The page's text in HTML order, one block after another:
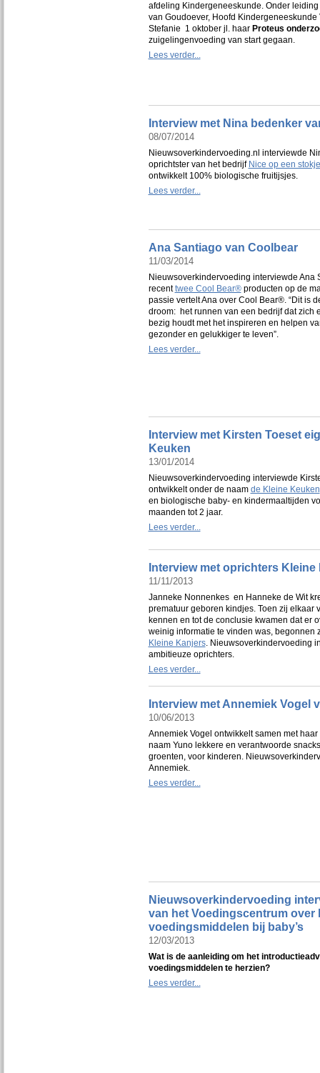
afdeling Kindergeneeskunde. Onder leiding
van Goudoever, Hoofd Kindergeneeskunde
Stefanie 1 oktober jl. haar Proteus
zuigelingenvoeding van start gegaan.
Lees verder...
Interview met Nina bedenker
08/07/2014
Nieuwsoverkindervoeding.nl interviewde
oprichtster van het bedrijf Nice op een stokje
ontwikkelt 100% biologische fruitijsjes.
Lees verder...
Ana Santiago van Coolbear
11/03/2014
Nieuwsoverkindervoeding interviewde Ana
recenttwee Cool Bear®producten op de
passie vertelt Ana over Cool Bear®. “Dit is
droom: het runnen van een bedrijf dat zich
bezig houdt met het inspireren en helpen
gezonder en gelukkiger te leven”.
Lees verder...
Interview met Kirsten Toeset
Keuken
13/01/2014
Nieuwsoverkindervoeding interviewde
ontwikkelt onder de naam de Kleine Keuken
en biologische baby- en kindermaaltijden
maanden tot 2 jaar.
Lees verder...
Interview met oprichters Kleine
11/11/2013
Janneke Nonnenkes en Hanneke de Wit
prematuur geboren kindjes. Toen zij elkaar
kennen en tot de conclusie kwamen dat er
weinig informatie te vinden was, begonnen
Kleine Kanjers. Nieuwsoverkindervoeding
ambitieuze oprichters.
Lees verder...
Interview met Annemiek Vogel
10/06/2013
Annemiek Vogel ontwikkelt samen met
naam Yuno lekkere en verantwoorde
groenten, voor kinderen.
Annemiek.
Lees verder...
Nieuwsoverkindervoeding
van het Voedingscentrum
voedingsmiddelen bij baby’s
12/03/2013
Wat is de aanleiding om het
voedingsmiddelen te herzien?
Lees verder...